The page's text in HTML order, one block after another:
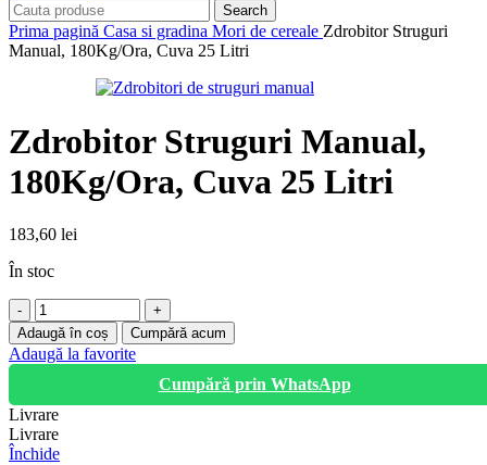
Search
Prima pagină Casa si gradina Mori de cereale Zdrobitor Struguri
Manual, 180Kg/Ora, Cuva 25 Litri
Zdrobitor Struguri Manual,
180Kg/Ora, Cuva 25 Litri
183,60 lei
În stoc
Cantitate
Zdrobitor
Struguri
Manual,
Cuva
25
Litri
Adaugă în coș Cumpără acum
Adaugă la favorite
Cumpără prin WhatsApp
Livrare
Livrare
Închide